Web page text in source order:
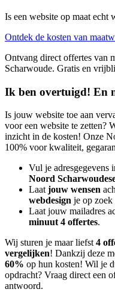
Is een website op maat echt
Ontdek de kosten van
Ontvang direct offertes van
Scharwoude. Gratis en
Ik ben overtuigd! En
Is jouw website toe aan
voor een website te zetten?
inzicht in de kosten! Onze
100% voor kwaliteit,
Vul je adresgegevens
Noord
Laat jouw wensen
webdesign je op zoek
Laat jouw mailadres
minuut 4 offertes.
Wij sturen je maar liefst 4
vergelijken! Dankzij deze
60% op hun kosten! Wil je
opdracht? Vraag direct een
antwoord.